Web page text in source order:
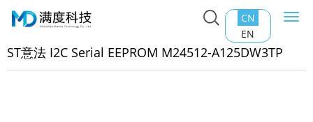
CN
EN
主页>产品中心>EEPROM
ST意法 I2C Serial EEPROM
ST意法 I2C Serial EEPROM M24512-A125DW3TP